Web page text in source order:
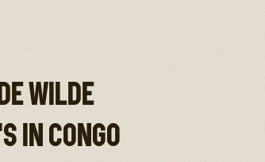
WILDE
IN CONGO